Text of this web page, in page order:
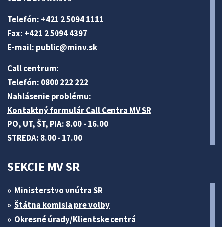
Telefón: +421 2 5094 1111
Fax: +421 2 5094 4397
E-mail: public@minv.sk
Call centrum:
Telefón: 0800 222 222
Nahlásenie problému:
Kontaktný formulár Call Centra MV SR
PO, UT, ŠT, PIA: 8.00 - 16.00
STREDA: 8.00 - 17.00
SEKCIE MV SR
Ministerstvo vnútra SR
Štátna komisia pre volby
Okresné úrady/Klientske centrá